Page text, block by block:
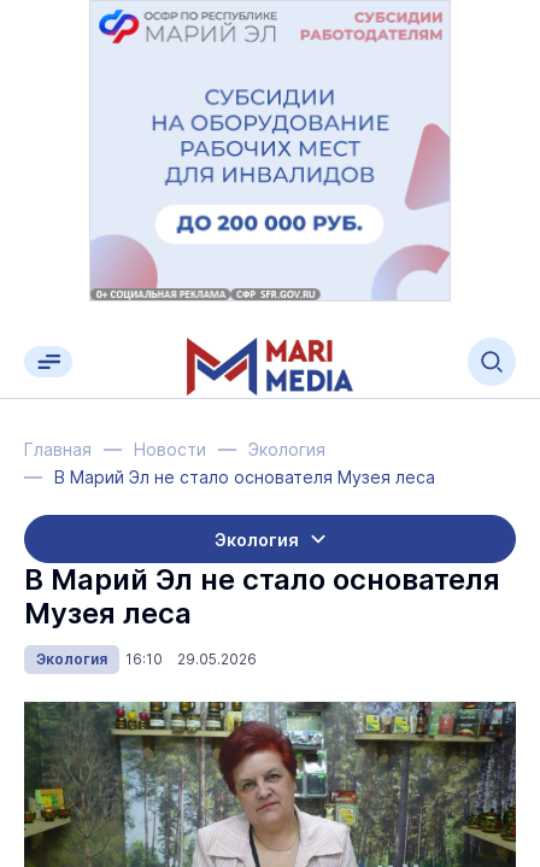
Главная Новости
Экология
В Марий Эл не стало основателя Музея леса
Экология
В Марий Эл не стало основателя
Музея леса
Экология 16:10 29.05.2026